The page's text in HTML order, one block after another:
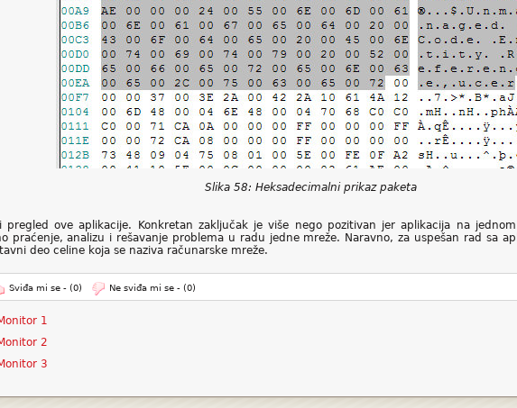
Slika 58: Heksadecimalni prikaz paketa
pregled ove aplikacije. Konkretan zaključak je više nego pozitivan jer aplikacija na
praćenje, analizu i rešavanje problema u radu jedne mreže. Naravno, za uspešan rad sa
deo celine koja se naziva računarske mreže.
Sviđa mi se - (0) Ne sviđa mi se - (0)
1
2
3